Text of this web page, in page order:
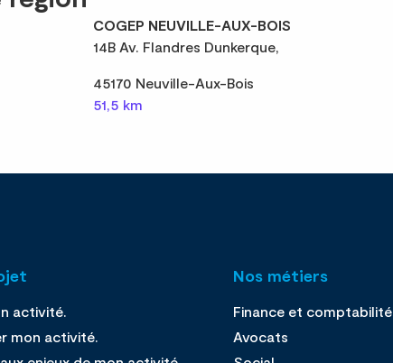
COGEP NEUVILLE-AUX-BOIS
14B Av. Flandres Dunkerque,
45170 Neuville-Aux-Bois
51,5 km
activité.
mon activité.
Nos métiers
Finance et comptabilité
Avocats